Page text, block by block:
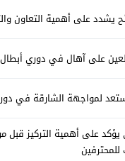
يشدد على أهمية التعاون
على آهال في دوري أبطال
لمواجهة الشارقة في
يؤكد على أهمية التركيز قبل